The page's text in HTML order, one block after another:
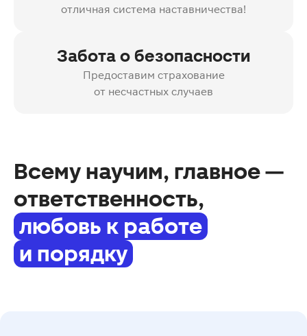
отличная система наставничества!
Забота о безопасности
Предоставим страхование
от несчастных случаев
Всему научим, главное —
ответственность,
любовь к работе
и порядку